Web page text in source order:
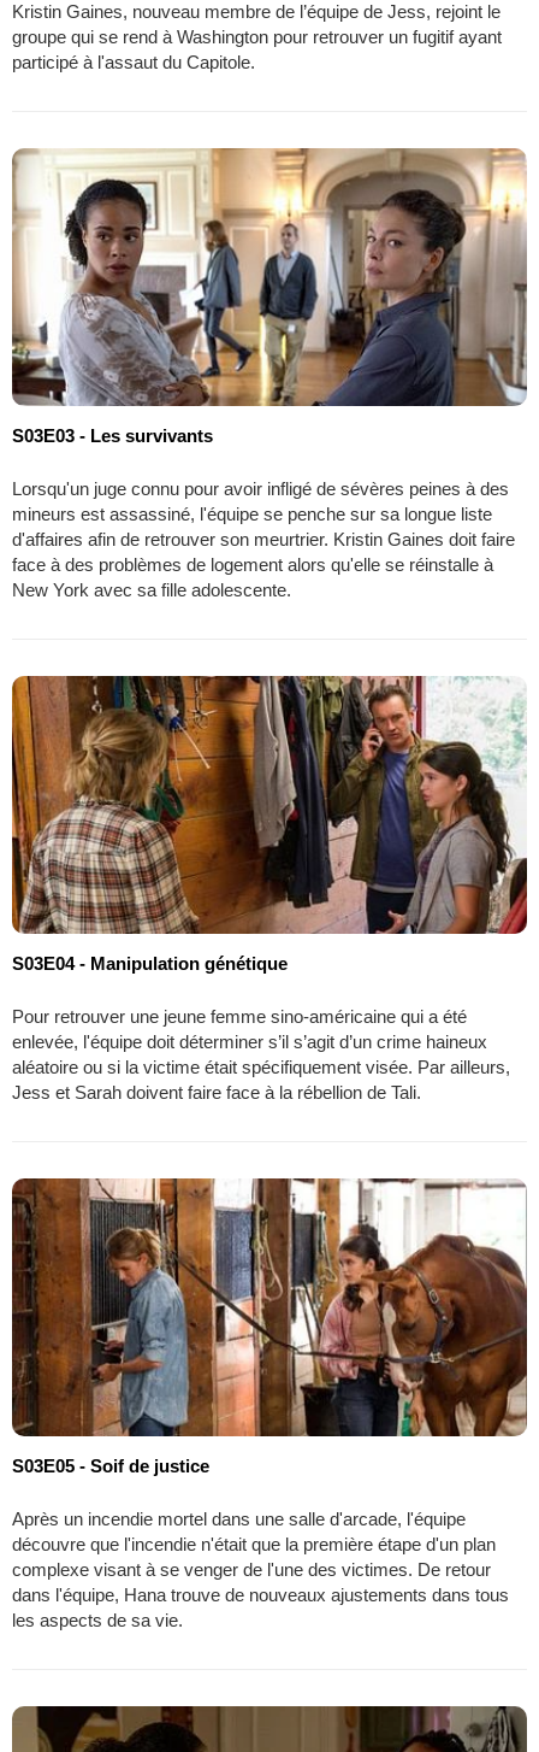
Kristin Gaines, nouveau membre de l’équipe de Jess, rejoint le
groupe qui se rend à Washington pour retrouver un fugitif ayant
participé à l'assaut du Capitole.
S03E03 - Les survivants
Lorsqu'un juge connu pour avoir infligé de sévères peines à des
mineurs est assassiné, l'équipe se penche sur sa longue liste
d'affaires afin de retrouver son meurtrier. Kristin Gaines doit faire
face à des problèmes de logement alors qu'elle se réinstalle à
New York avec sa fille adolescente.
S03E04 - Manipulation génétique
Pour retrouver une jeune femme sino-américaine qui a été
enlevée, l'équipe doit déterminer s’il s’agit d’un crime haineux
aléatoire ou si la victime était spécifiquement visée. Par ailleurs,
Jess et Sarah doivent faire face à la rébellion de Tali.
S03E05 - Soif de justice
Après un incendie mortel dans une salle d'arcade, l'équipe
découvre que l'incendie n'était que la première étape d'un plan
complexe visant à se venger de l'une des victimes. De retour
dans l'équipe, Hana trouve de nouveaux ajustements dans tous
les aspects de sa vie.